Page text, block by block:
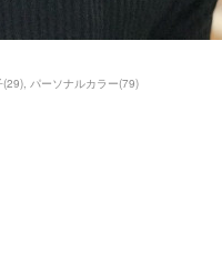
(29) パーソナルカラー(79)